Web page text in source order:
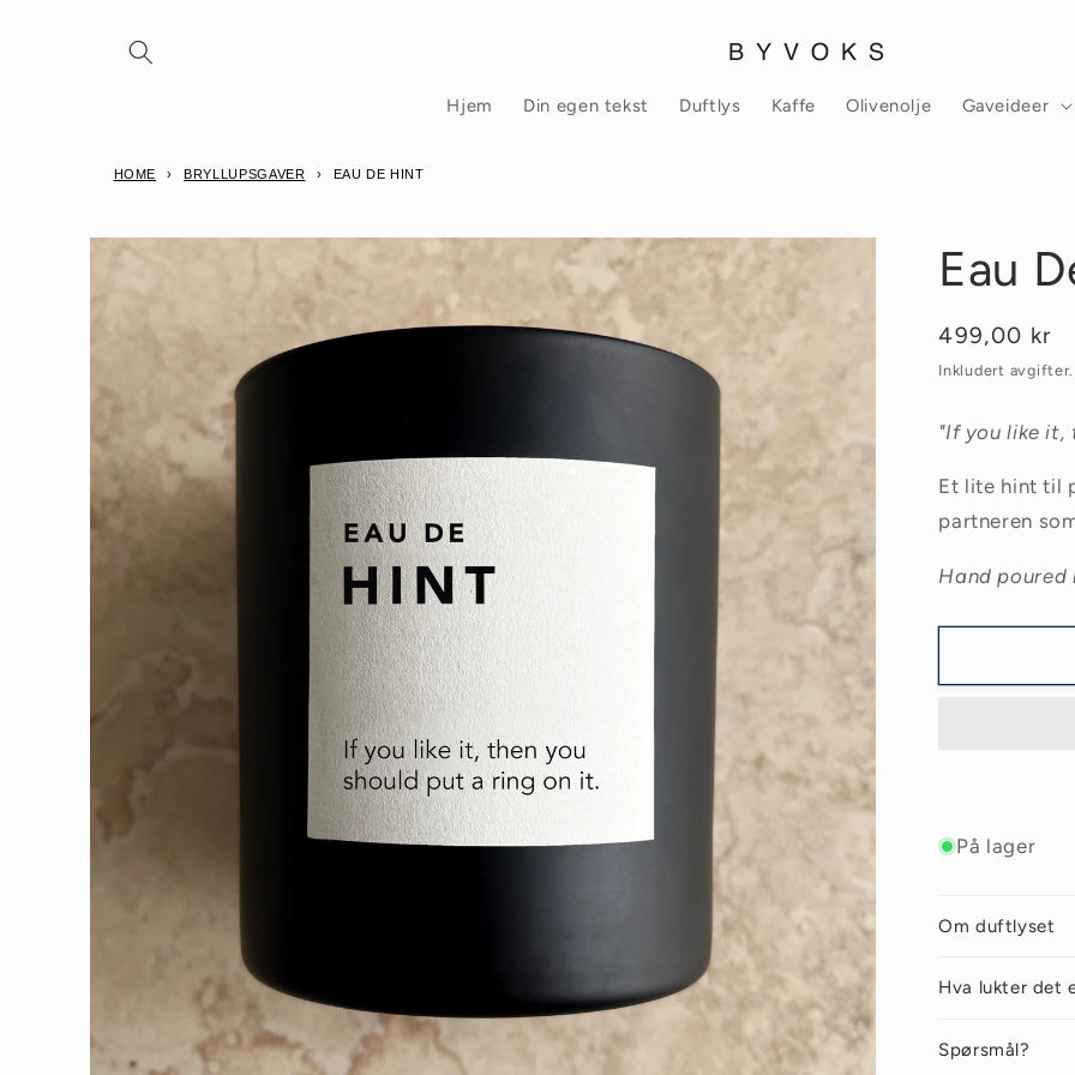
Hjem Din egen tekst Duftlys Kaffe Olivenolje Gaveideer
HOME › BRYLLUPSGAVER › EAU DE HINT
Hopp til
Eau
Vanlig
pris
499,00 kr
Inkludert avgifter.
"If you like it,
Et lite hint til
partneren
Hand poured
På lager
Om duftlyset
Hva lukter det
Spørsmål?